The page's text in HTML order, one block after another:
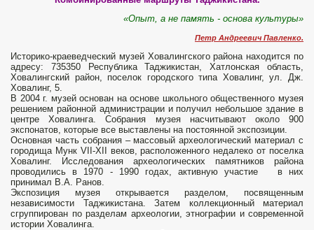
«Опыт, а не память - основа культуры»
Петр Андреевич Павленко.
Историко-краеведческий музей Ховалингского района находится по
адресу: 735350 Республика Таджикистан, Хатлонская область,
Ховалингский район, поселок городского типа Ховалинг, ул. Дж.
Ховалинг, 5.
В 2004 г. музей основан на основе школьного общественного музея
решением районной администрации и получил небольшое здание в
центре Ховалинга. Собрания музея насчитывают около 900
экспонатов, которые все выставлены на постоянной экспозиции.
Основная часть собрания – массовый археологический материал с
городища Мунк VII-XII веков, расположенного недалеко от поселка
Ховалинг. Исследования археологических памятников района
проводились в 1970 - 1990 годах, активную участие в них
принимал В.А. Ранов.
Экспозиция музея открывается разделом, посвященным
независимости Таджикистана. Затем коллекционный материал
сгруппирован по разделам археологии, этнографии и современной
истории Ховалинга.